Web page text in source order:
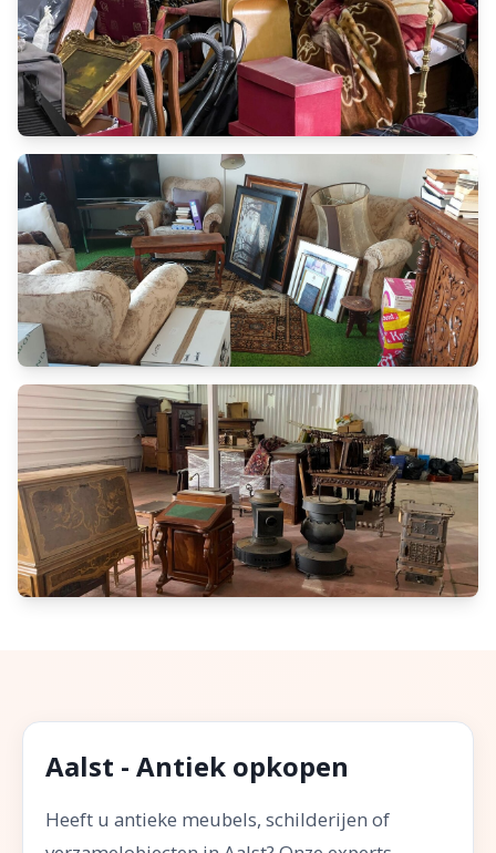
Aalst - Antiek opkopen
Heeft u antieke meubels, schilderijen of